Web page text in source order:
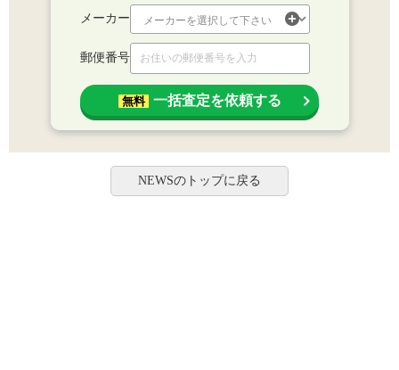
メーカー
郵便番号
無料 一括査定を依頼する
NEWSのトップに戻る